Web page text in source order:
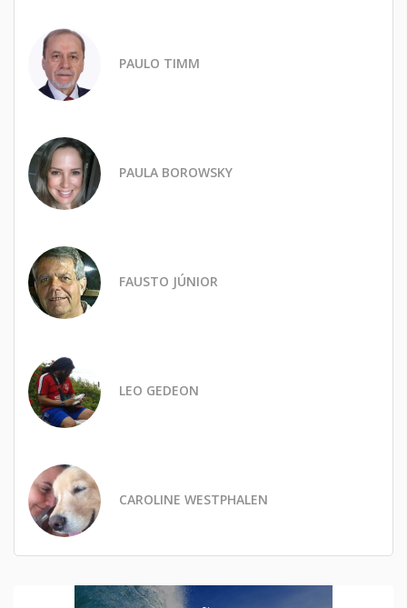
PAULO TIMM
PAULA BOROWSKY
FAUSTO JÚNIOR
LEO GEDEON
CAROLINE WESTPHALEN